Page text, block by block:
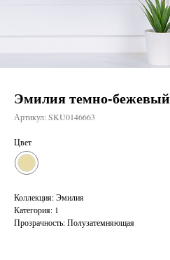
Эмилия темно-бежевый
Артикул: SKU0146663
Цвет
Коллекция: Эмилия
Категория: 1
Прозрачность: Полузатемняющая